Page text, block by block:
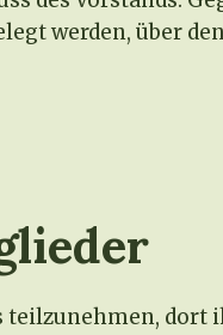
werden, über
teilzunehmen,